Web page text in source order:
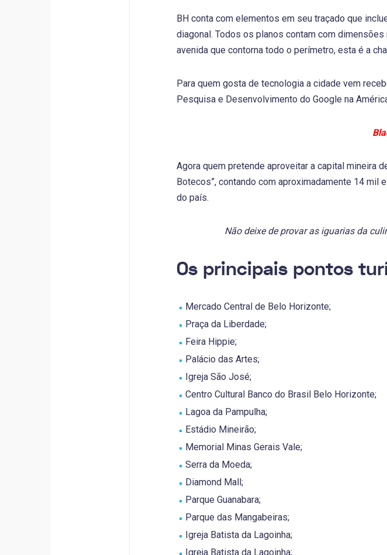
BH conta com elementos em seu traçado que
diagonal. Todos os planos contam com
avenida que contorna todo o perímetro, esta é a
Para quem gosta de tecnologia a cidade vem
Pesquisa e Desenvolvimento do Google na
Agora quem pretende aproveitar a capital mineira
Botecos”, contando com aproximadamente 14 mil
do país.
Não deixe de provar as iguarias da
Os principais pontos
Mercado Central de Belo Horizonte;
Praça da Liberdade;
Feira Hippie;
Palácio das Artes;
Igreja São José;
Centro Cultural Banco do Brasil Belo Horizonte;
Lagoa da Pampulha;
Estádio Mineirão;
Memorial Minas Gerais Vale;
Serra da Moeda;
Diamond Mall;
Parque Guanabara;
Parque das Mangabeiras;
Igreja Batista da Lagoinha;
Igreja Batista da Lagoinha;